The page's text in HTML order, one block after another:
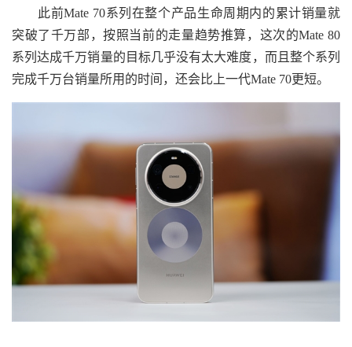
此前Mate 70系列在整个产品生命周期内的累计销量就
突破了千万部，按照当前的走量趋势推算，这次的Mate 80
系列达成千万销量的目标几乎没有太大难度，而且整个系列
完成千万台销量所用的时间，还会比上一代Mate 70更短。